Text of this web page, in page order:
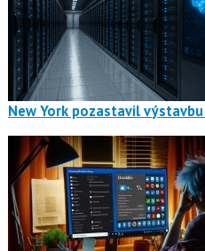
New York pozastavil